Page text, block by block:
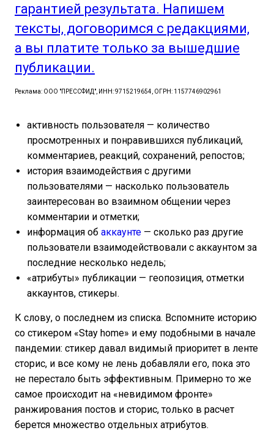
гарантией результата. Напишем
тексты, договоримся с редакциями,
а вы платите только за вышедшие
публикации.
Реклама: ООО "ПРЕССФИД", ИНН: 9715219654, ОГРН: 1157746902961
активность пользователя — количество
просмотренных и понравившихся публикаций,
комментариев, реакций, сохранений, репостов;
история взаимодействия с другими
пользователями — насколько пользователь
заинтересован во взаимном общении через
комментарии и отметки;
информация об аккаунте — сколько раз другие
пользователи взаимодействовали с аккаунтом за
последние несколько недель;
«атрибуты» публикации — геопозиция, отметки
аккаунтов, стикеры.
К слову, о последнем из списка. Вспомните историю
со стикером «Stay home» и ему подобными в начале
пандемии: стикер давал видимый приоритет в ленте
сторис, и все кому не лень добавляли его, пока это
не перестало быть эффективным. Примерно то же
самое происходит на «невидимом фронте»
ранжирования постов и сторис, только в расчет
берется множество отдельных атрибутов.